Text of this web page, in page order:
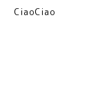
CiaoCiao